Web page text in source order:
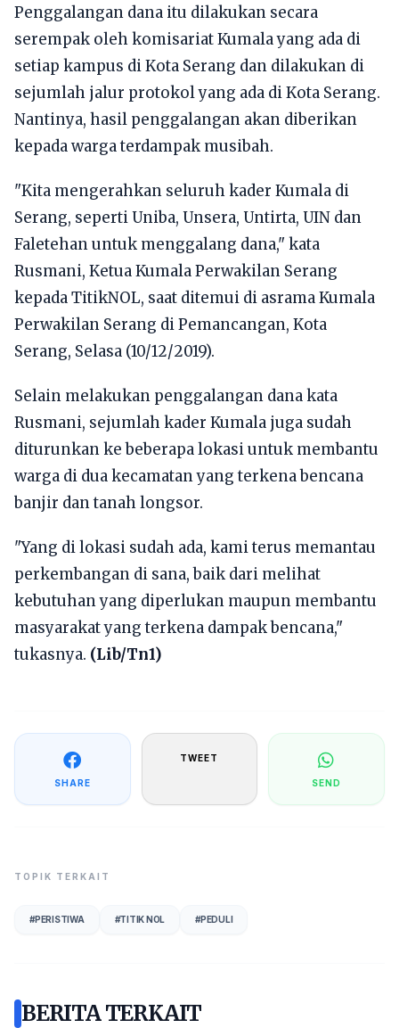
Penggalangan dana itu dilakukan secara
serempak oleh komisariat Kumala yang ada di
setiap kampus di Kota Serang dan dilakukan di
sejumlah jalur protokol yang ada di Kota Serang.
Nantinya, hasil penggalangan akan diberikan
kepada warga terdampak musibah.
"Kita mengerahkan seluruh kader Kumala di
Serang, seperti Uniba, Unsera, Untirta, UIN dan
Faletehan untuk menggalang dana," kata
Rusmani, Ketua Kumala Perwakilan Serang
kepada TitikNOL, saat ditemui di asrama Kumala
Perwakilan Serang di Pemancangan, Kota
Serang, Selasa (10/12/2019).
Selain melakukan penggalangan dana kata
Rusmani, sejumlah kader Kumala juga sudah
diturunkan ke beberapa lokasi untuk membantu
warga di dua kecamatan yang terkena bencana
banjir dan tanah longsor.
"Yang di lokasi sudah ada, kami terus memantau
perkembangan di sana, baik dari melihat
kebutuhan yang diperlukan maupun membantu
masyarakat yang terkena dampak bencana,"
tukasnya. (Lib/Tn1)
SHARE
TWEET
SEND
TOPIK TERKAIT
#PERISTIWA #TITIK NOL #PEDULI
BERITA TERKAIT